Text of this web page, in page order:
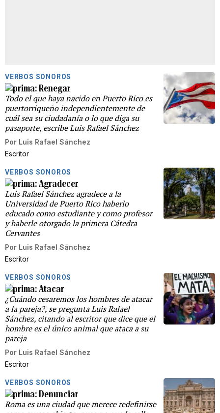
VERBOS SONOROS
Renegar
Todo el que haya nacido en Puerto Rico es
puertorriqueño independientemente de
cuál sea su ciudadanía o lo que diga su
pasaporte, escribe Luis Rafael Sánchez
Por Luis Rafael Sánchez
Escritor
VERBOS SONOROS
Agradecer
Luis Rafael Sánchez agradece a la
Universidad de Puerto Rico haberlo
educado como estudiante y como profesor
y haberle otorgado la primera Cátedra
Cervantes
Por Luis Rafael Sánchez
Escritor
VERBOS SONOROS
Atacar
¿Cuándo cesaremos los hombres de atacar
a la pareja?, se pregunta Luis Rafael
Sánchez, citando al escritor que dice que el
hombre es el único animal que ataca a su
pareja
Por Luis Rafael Sánchez
Escritor
VERBOS SONOROS
Denunciar
Roma es una ciudad que merece redefinirse